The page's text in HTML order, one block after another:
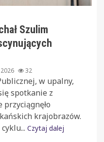
Szulim
32
w upalny,
spotkanie z
przyciągnęło
krajobrazów.
Czytaj dalej